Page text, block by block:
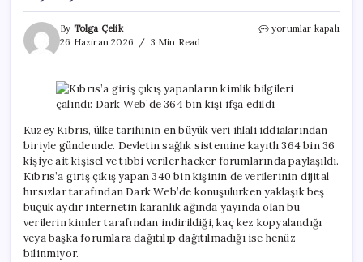
By Tolga Çelik
26 Haziran 2026
3 Min Read
Kıbrıs’a
kimlik
bilgileri
çalındı:
Dark
364
bin
kişi
ifşa
edildi
için
yorumlar kapalı
Kuzey Kıbrıs, ülke tarihinin en büyük veri ihlali iddialarından
biriyle gündemde. Devletin sağlık sistemine kayıtlı 364 bin 36
kişiye ait kişisel ve tıbbi veriler hacker forumlarında paylaşıldı.
Kıbrıs’a giriş çıkış yapan 340 bin kişinin de verilerinin dijital
hırsızlar tarafından Dark Web’de konuşulurken yaklaşık beş
buçuk aydır internetin karanlık ağında yayında olan bu
verilerin kimler tarafından indirildiği, kaç kez kopyalandığı
veya başka forumlara dağıtılıp dağıtılmadığı ise henüz
bilinmiyor.